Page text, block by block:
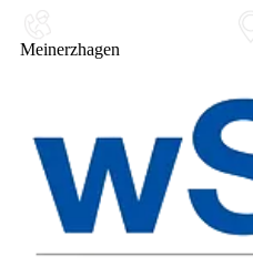
Meinerzhagen